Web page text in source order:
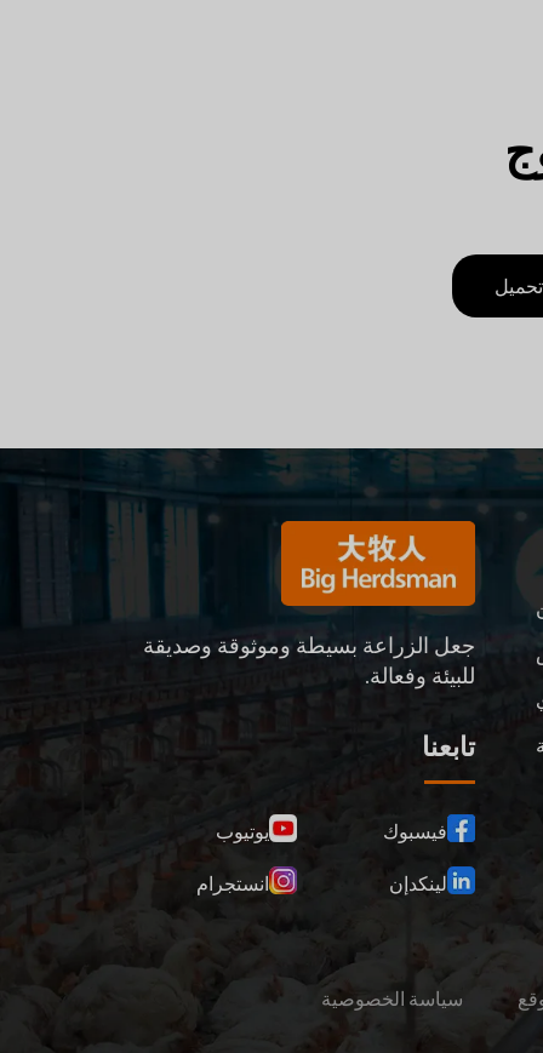
تحميل
جعل الزراعة بسيطة وموثوقة وصديقة
للبيئة وفعالة.
تابعنا
فيسبوك يوتيوب
لينكدإن انستجرام
سياسة الخصوصية